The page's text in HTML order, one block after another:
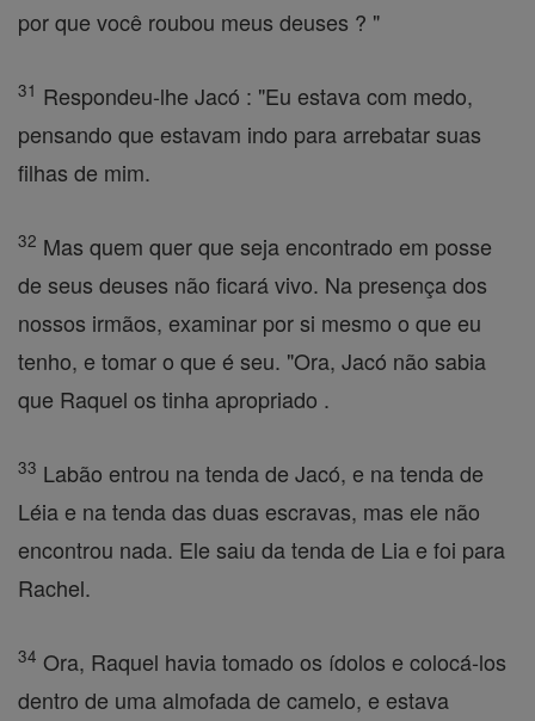
por que você roubou meus deuses ? "
31 Respondeu-lhe Jacó : "Eu estava com medo,
pensando que estavam indo para arrebatar suas
filhas de mim.
32 Mas quem quer que seja encontrado em posse
de seus deuses não ficará vivo. Na presença dos
nossos irmãos, examinar por si mesmo o que eu
tenho, e tomar o que é seu. "Ora, Jacó não sabia
que Raquel os tinha apropriado .
33 Labão entrou na tenda de Jacó, e na tenda de
Léia e na tenda das duas escravas, mas ele não
encontrou nada. Ele saiu da tenda de Lia e foi para
Rachel.
34 Ora, Raquel havia tomado os ídolos e colocá-los
dentro de uma almofada de camelo, e estava